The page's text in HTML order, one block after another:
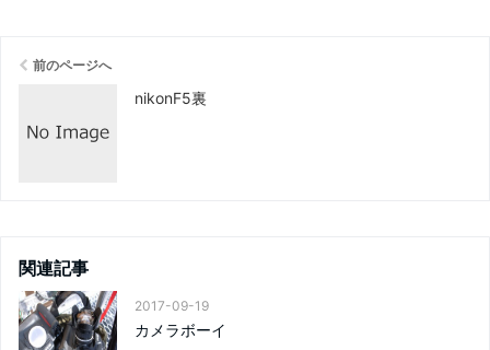
前のページへ
nikonF5裏
関連記事
2017-09-19
カメラボーイ